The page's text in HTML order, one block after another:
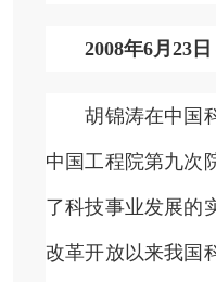
2008年6月23日
胡锦涛在中国科
中国工程院第九次
了科技事业发展的
改革开放以来我国